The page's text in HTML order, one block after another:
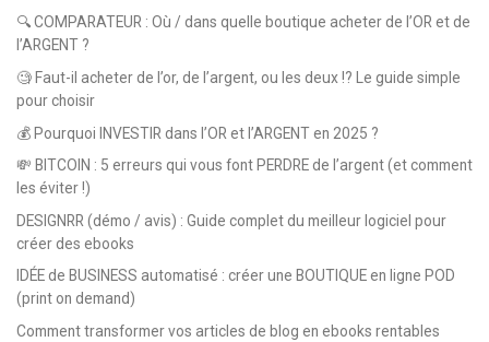
🔍 COMPARATEUR : Où / dans quelle boutique acheter de l’OR et de
l’ARGENT ?
🧐 Faut-il acheter de l’or, de l’argent, ou les deux !? Le guide simple
pour choisir
💰 Pourquoi INVESTIR dans l’OR et l’ARGENT en 2025 ?
💸 BITCOIN : 5 erreurs qui vous font PERDRE de l’argent (et comment
les éviter !)
DESIGNRR (démo / avis) : Guide complet du meilleur logiciel pour
créer des ebooks
IDÉE de BUSINESS automatisé : créer une BOUTIQUE en ligne POD
(print on demand)
Comment transformer vos articles de blog en ebooks rentables